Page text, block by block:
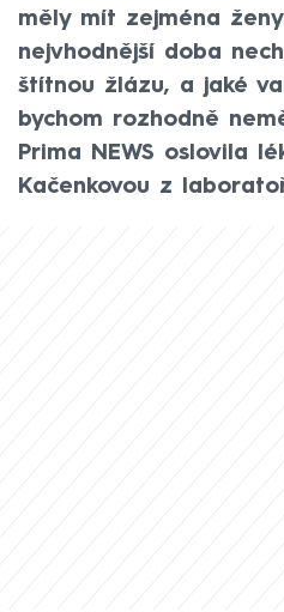
měly mít zejména
nejvhodnější doba
štítnou žlázu, a jaké
bychom rozhodně
Prima NEWS oslovila
Kačenkovou z